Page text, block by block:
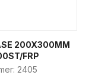
200X300MM
FRP
2405